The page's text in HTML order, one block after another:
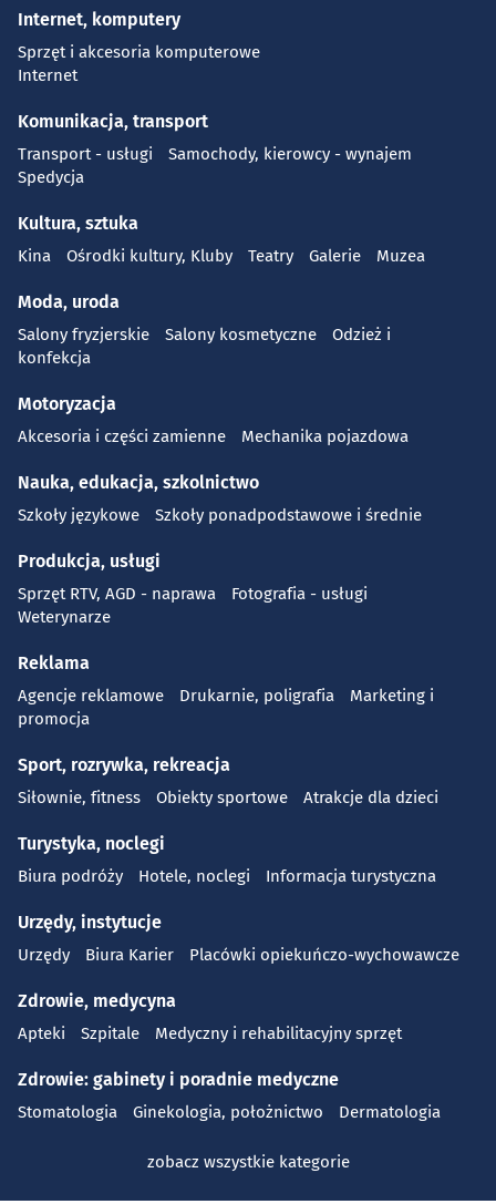
Internet, komputery
Sprzęt i akcesoria komputerowe
Internet
Komunikacja, transport
Transport - usługi
Samochody, kierowcy - wynajem
Spedycja
Kultura, sztuka
Kina Ośrodki kultury, Kluby Teatry Galerie Muzea
Moda, uroda
Salony fryzjerskie Salony kosmetyczne
Odzież i
konfekcja
Motoryzacja
Akcesoria i części zamienne Mechanika pojazdowa
Nauka, edukacja, szkolnictwo
Szkoły językowe Szkoły ponadpodstawowe i średnie
Produkcja, usługi
Sprzęt RTV, AGD - naprawa
Fotografia - usługi
Weterynarze
Reklama
Agencje reklamowe Drukarnie, poligrafia
Marketing i
promocja
Sport, rozrywka, rekreacja
Siłownie, fitness Obiekty sportowe Atrakcje dla dzieci
Turystyka, noclegi
Biura podróży Hotele, noclegi Informacja turystyczna
Urzędy, instytucje
Urzędy Biura Karier Placówki opiekuńczo-wychowawcze
Zdrowie, medycyna
Apteki Szpitale Medyczny i rehabilitacyjny sprzęt
Zdrowie: gabinety i poradnie medyczne
Stomatologia Ginekologia, położnictwo Dermatologia
zobacz wszystkie kategorie